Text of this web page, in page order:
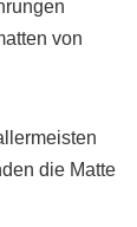
von
die Matte